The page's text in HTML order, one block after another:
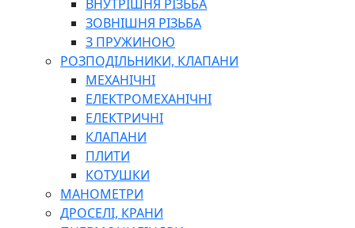
ВНУТРІШНЯ РІЗЬБА
ЗОВНІШНЯ РІЗЬБА
З ПРУЖИНОЮ
РОЗПОДІЛЬНИКИ, КЛАПАНИ
МЕХАНІЧНІ
ЕЛЕКТРОМЕХАНІЧНІ
ЕЛЕКТРИЧНІ
КЛАПАНИ
ПЛИТИ
КОТУШКИ
МАНОМЕТРИ
ДРОСЕЛІ, КРАНИ